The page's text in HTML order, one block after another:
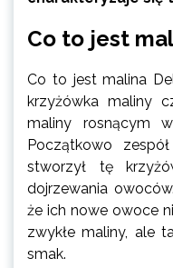
Co to jest
Co to jest malina
krzyżówka maliny
maliny rosnącym
Początkowo
stworzył tę
dojrzewania
że ich nowe owoce
zwykłe maliny, ale
smak.